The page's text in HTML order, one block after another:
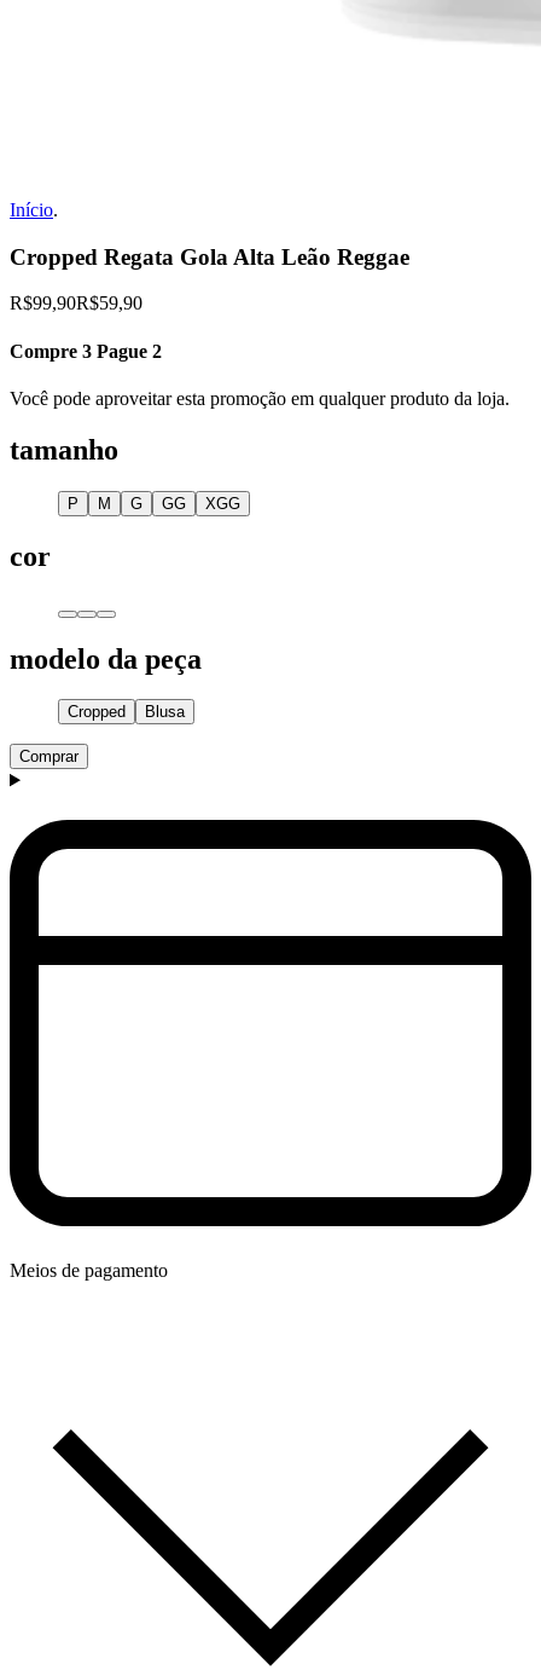
Início.
Cropped Regata Gola Alta Leão Reggae
R$99,90R$59,90
Compre 3 Pague 2
Você pode aproveitar esta promoção em qualquer produto da loja.
tamanho
P M G GG XGG
cor
modelo da peça
Cropped Blusa
Comprar
Meios de pagamento